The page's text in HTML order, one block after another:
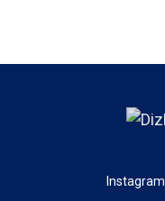
Instagram